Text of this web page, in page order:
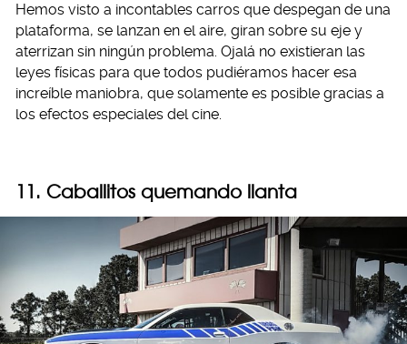
Hemos visto a incontables carros que despegan de una
plataforma, se lanzan en el aire, giran sobre su eje y
aterrizan sin ningún problema. Ojalá no existieran las
leyes físicas para que todos pudiéramos hacer esa
increíble maniobra, que solamente es posible gracias a
los efectos especiales del cine.
11. Caballitos quemando llanta